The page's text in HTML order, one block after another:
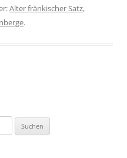
Alter fränkischer Satz,
.